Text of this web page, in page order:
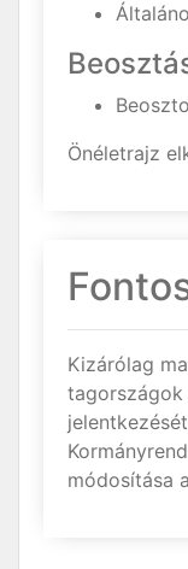
Önéletrajz
Kizárólag
tagországok
módosítása